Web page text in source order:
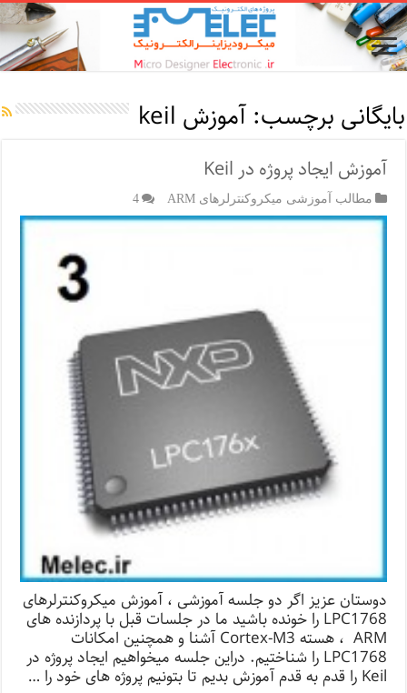
بایگانی برچسب:آموزش keil
آموزش ایجاد پروژه در Keil
مطالب آموزشی میکروکنترلرهای ARM 4
دوستان عزیز اگر دو جلسه آموزشی ، آموزش میکروکنترلرهای
LPC1768 را خونده باشید ما در جلسات قبل با پردازنده های
ARM ، هسته Cortex-M3 آشنا و همچنین امکانات
LPC1768 را شناختیم. دراین جلسه میخواهیم ایجاد پروژه در
Keil را قدم به قدم آموزش بدیم تا بتونیم پروژه های خود را …